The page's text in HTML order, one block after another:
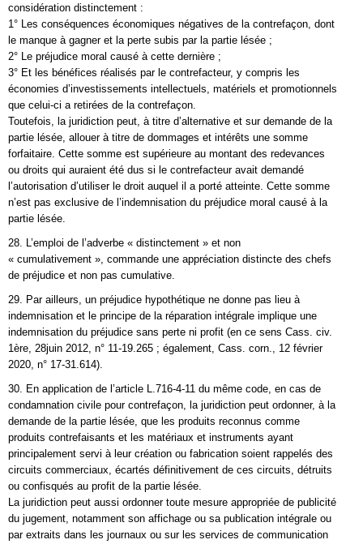
considération distinctement :
1° Les conséquences économiques négatives de la contrefaçon, dont
le manque à gagner et la perte subis par la partie lésée ;
2° Le préjudice moral causé à cette dernière ;
3° Et les bénéfices réalisés par le contrefacteur, y compris les
économies d’investissements intellectuels, matériels et promotionnels
que celui-ci a retirées de la contrefaçon.
Toutefois, la juridiction peut, à titre d’alternative et sur demande de la
partie lésée, allouer à titre de dommages et intérêts une somme
forfaitaire. Cette somme est supérieure au montant des redevances
ou droits qui auraient été dus si le contrefacteur avait demandé
l’autorisation d’utiliser le droit auquel il a porté atteinte. Cette somme
n’est pas exclusive de l’indemnisation du préjudice moral causé à la
partie lésée.
28. L’emploi de l’adverbe « distinctement » et non
« cumulativement », commande une appréciation distincte des chefs
de préjudice et non pas cumulative.
29. Par ailleurs, un préjudice hypothétique ne donne pas lieu à
indemnisation et le principe de la réparation intégrale implique une
indemnisation du préjudice sans perte ni profit (en ce sens Cass. civ.
1ère, 28juin 2012, n° 11-19.265 ; également, Cass. corn., 12 février
2020, n° 17-31.614).
30. En application de l’article L.716-4-11 du même code, en cas de
condamnation civile pour contrefaçon, la juridiction peut ordonner, à la
demande de la partie lésée, que les produits reconnus comme
produits contrefaisants et les matériaux et instruments ayant
principalement servi à leur création ou fabrication soient rappelés des
circuits commerciaux, écartés définitivement de ces circuits, détruits
ou confisqués au profit de la partie lésée.
La juridiction peut aussi ordonner toute mesure appropriée de publicité
du jugement, notamment son affichage ou sa publication intégrale ou
par extraits dans les journaux ou sur les services de communication